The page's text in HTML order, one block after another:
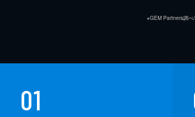
※GEM Partners調べ
01